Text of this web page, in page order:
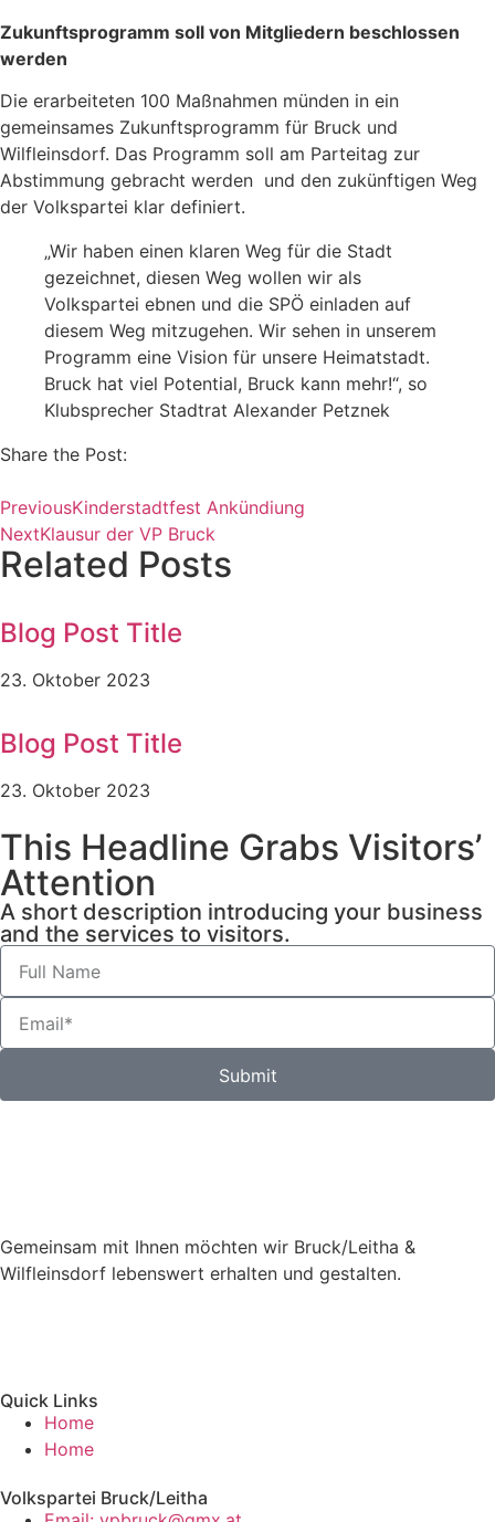
Zukunftsprogramm soll von Mitgliedern beschlossen
werden
Die erarbeiteten 100 Maßnahmen münden in ein
gemeinsames Zukunftsprogramm für Bruck und
Wilfleinsdorf. Das Programm soll am Parteitag zur
Abstimmung gebracht werden und den zukünftigen Weg
der Volkspartei klar definiert.
„Wir haben einen klaren Weg für die Stadt
gezeichnet, diesen Weg wollen wir als
Volkspartei ebnen und die SPÖ einladen auf
diesem Weg mitzugehen. Wir sehen in unserem
Programm eine Vision für unsere Heimatstadt.
Bruck hat viel Potential, Bruck kann mehr!“, so
Klubsprecher Stadtrat Alexander Petznek
Share the Post:
PreviousKinderstadtfest Ankündiung
NextKlausur der VP Bruck
Related Posts
Blog Post Title
23. Oktober 2023
Blog Post Title
23. Oktober 2023
This Headline Grabs Visitors’
Attention
A short description introducing your business
and the services to visitors.
Submit
Gemeinsam mit Ihnen möchten wir Bruck/Leitha &
Wilfleinsdorf lebenswert erhalten und gestalten.
Quick Links
Home
Home
Volkspartei Bruck/Leitha